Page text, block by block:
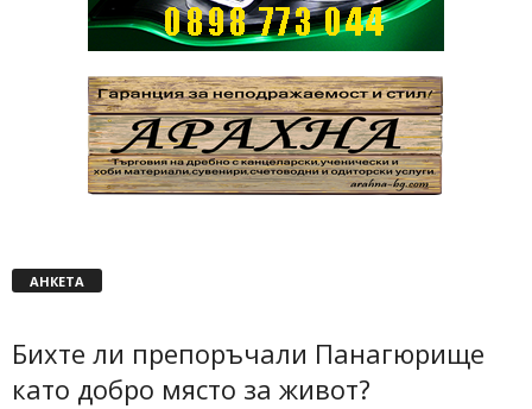
АНКЕТА
Бихте ли препоръчали Панагюрище
като добро място за живот?